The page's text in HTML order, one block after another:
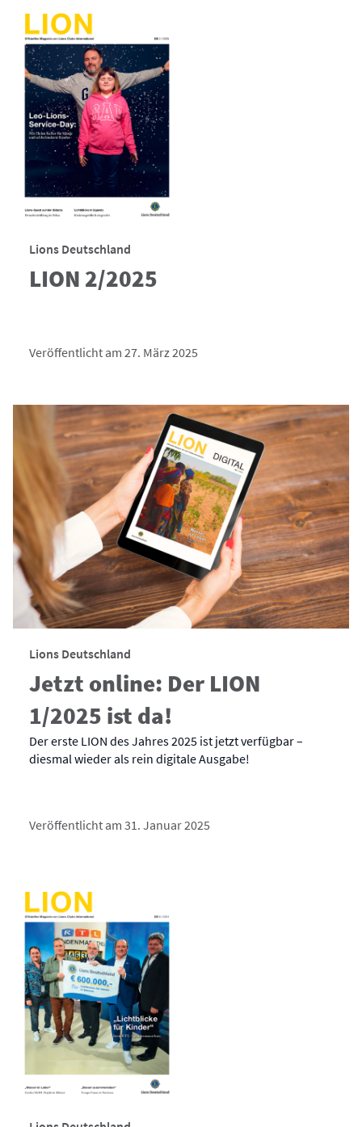
Lions Deutschland
LION 2/2025
Veröffentlicht am 27. März 2025
Lions Deutschland
Jetzt online: Der LION
1/2025 ist da!
Der erste LION des Jahres 2025 ist jetzt verfügbar –
diesmal wieder als rein digitale Ausgabe!
Veröffentlicht am 31. Januar 2025